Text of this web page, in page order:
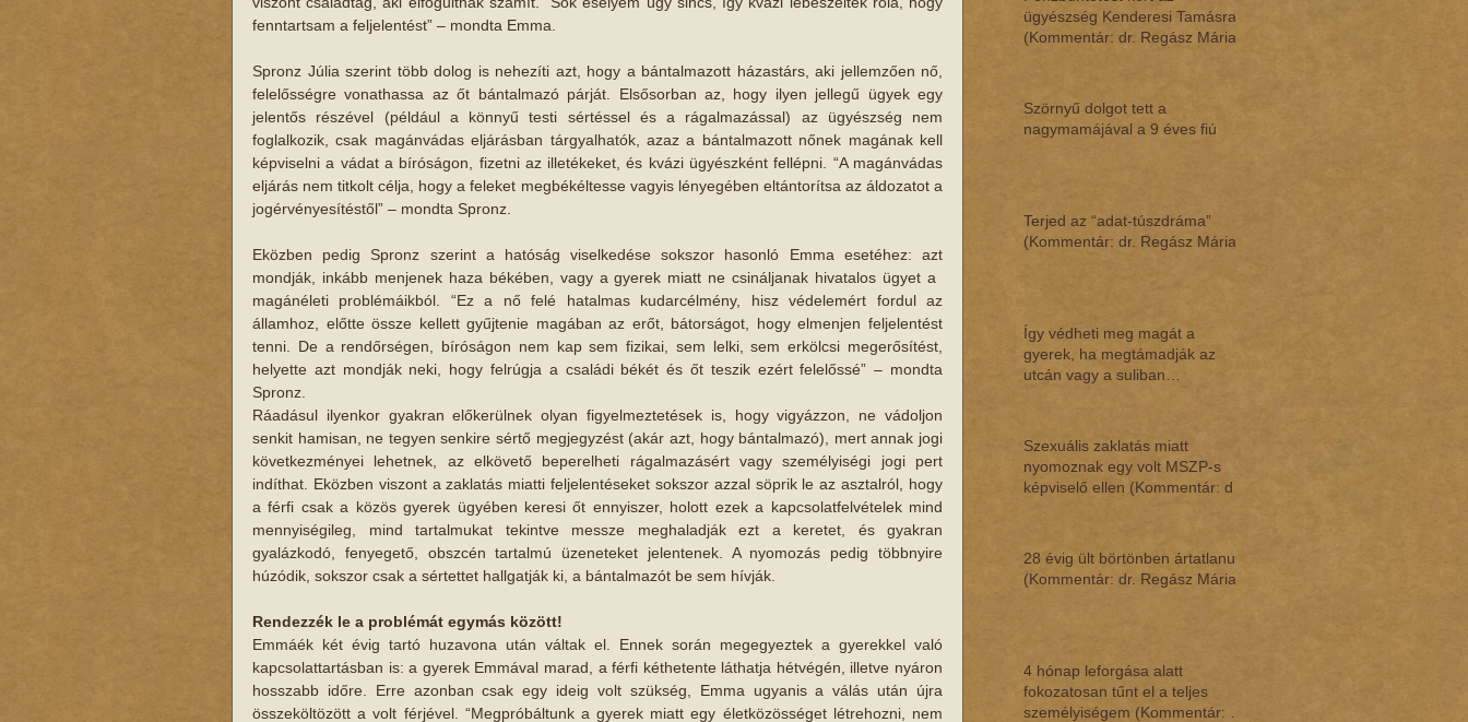
fenntartsam a feljelentést” – mondta Emma.
Spronz Júlia szerint több dolog is nehezíti azt, hogy a bántalmazott házastárs, aki jellemzően nő,
felelősségre vonathassa az őt bántalmazó párját. Elsősorban az, hogy ilyen jellegű ügyek egy
jelentős részével (például a könnyű testi sértéssel és a rágalmazással) az ügyészség nem
foglalkozik, csak magánvádas eljárásban tárgyalhatók, azaz a bántalmazott nőnek magának kell
képviselni a vádat a bíróságon, fizetni az illetékeket, és kvázi ügyészként fellépni. “A magánvádas
eljárás ​nem titkolt célja, hogy a feleket megbékéltesse vagyis lényegében eltántorítsa az áldozatot​ a
jogérvényesítéstől​” – mondta Spronz.
Eközben pedig Spronz szerint a hatóság viselkedése sokszor hasonló Emma esetéhez: azt
mondják, inkább menjenek haza békében, vagy a gyerek miatt ne csináljanak ​hivatalos ​ügyet a ​
magánéleti problémáikból. “Ez a nő felé ​hatalmas kudarcélmény, hisz védelemért fordul az
államhoz, előtte össze kellett gyűjtenie magában az erőt,​ bátorságot,​ hogy elmenjen feljelentést
tenni. De a rendőrségen​, bíróságon​ nem kap ​sem fizikai, sem lelki, sem ​erkölcsi megerősítést,
helyette azt mondják neki, hogy felrúgja a családi békét​ és őt teszik ezért felelőssé​” – mondta
Spronz.
Ráadásul ilyenkor gyakran előkerülnek olyan figyelmeztetések is, hogy vigyázzon, ne vádoljon
senkit hamisan, ne ​tegyen senkire sértő megjegyzést (akár azt, hogy bántalmazó), mert annak jogi
következményei lehetnek, a​z elkövető beperelheti rágalmazásért vagy személyiségi jogi pert
indíthat. Eközben viszont a zaklatás​ miatt​i feljelentéseket sokszor azza​l​ söprik le az asztalról, hogy
a férfi csak a ​közös ​gyerek ügyében keresi őt ennyiszer, holott ezek ​a kapcsolatfelvételek mind
mennyiségileg, mind tartalmukat tekintve messze meghaladják ezt a keretet, és​ gyakran​
gyalázkodó, fenyegető,​ obszcén tartalmú üzeneteket jelentenek​. A nyomozás pedig ​többnyire
húzódik, sokszor csak a sértettet hallgatják ki, a bántalmazót be sem hívják.
Rendezzék le a problémát egymás között!
Emmáék két évig tartó huzavona után váltak el. Ennek során megegyeztek a gyerekkel való
kapcsolattartásban is: a gyerek Emmával marad, a férfi kéthetente láthatja hétvégén, illetve nyáron
hosszabb időre. Erre azonban csak egy ideig volt szükség, Emma ugyanis a válás után újra
összeköltözött a volt férjével. “Megpróbáltunk a gyerek miatt egy életközösséget létrehozni, nem
ügyészség Kenderesi Tamásra
(Kommentár: dr. Regász Mária)
Szörnyű dolgot tett a
nagymamájával a 9 éves fiú
Terjed az “adat-túszdráma”
(Kommentár: dr. Regász Mária)
Így védheti meg magát a
gyerek, ha megtámadják az
utcán vagy a suliban
Szexuális zaklatás miatt
nyomoznak egy volt MSZP-s
képviselő ellen (Kommentár: dr.
28 évig ült börtönben ártatlanul
(Kommentár: dr. Regász Mária)
4 hónap leforgása alatt
fokozatosan tűnt el a teljes
személyiségem (Kommentár: dr.